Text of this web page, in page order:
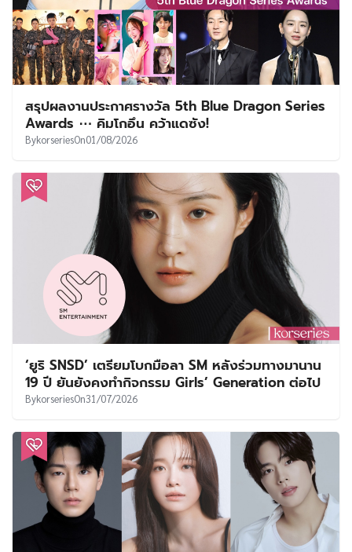
สรุปผลงานประกาศรางวัล 5th Blue Dragon Series
Awards ⋯ คิมโกอึน คว้าแดซัง!
BykorseriesOn01/08/2026
‘ยูริ SNSD’ เตรียมโบกมือลา SM หลังร่วมทางมานาน
19 ปี ยันยังคงทำกิจกรรม Girls’ Generation ต่อไป
BykorseriesOn31/07/2026